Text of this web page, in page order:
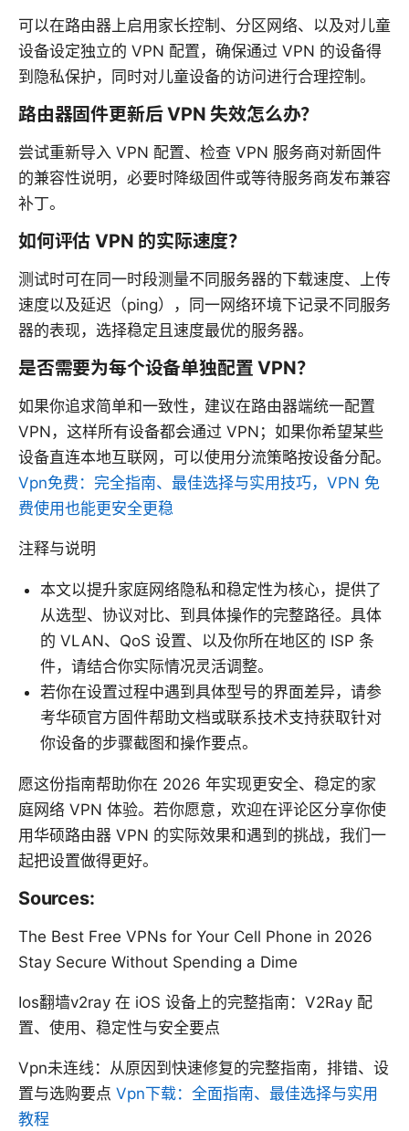
可以在路由器上启用家长控制、分区网络、以及对儿童
设备设定独立的 VPN 配置，确保通过 VPN 的设备得
到隐私保护，同时对儿童设备的访问进行合理控制。
路由器固件更新后 VPN 失效怎么办？
尝试重新导入 VPN 配置、检查 VPN 服务商对新固件
的兼容性说明，必要时降级固件或等待服务商发布兼容
补丁。
如何评估 VPN 的实际速度？
测试时可在同一时段测量不同服务器的下载速度、上传
速度以及延迟（ping），同一网络环境下记录不同服务
器的表现，选择稳定且速度最优的服务器。
是否需要为每个设备单独配置 VPN？
如果你追求简单和一致性，建议在路由器端统一配置
VPN，这样所有设备都会通过 VPN；如果你希望某些
设备直连本地互联网，可以使用分流策略按设备分配。
Vpn免费：完全指南、最佳选择与实用技巧，VPN 免
费使用也能更安全更稳
注释与说明
本文以提升家庭网络隐私和稳定性为核心，提供了
从选型、协议对比、到具体操作的完整路径。具体
的 VLAN、QoS 设置、以及你所在地区的 ISP 条
件，请结合你实际情况灵活调整。
若你在设置过程中遇到具体型号的界面差异，请参
考华硕官方固件帮助文档或联系技术支持获取针对
你设备的步骤截图和操作要点。
愿这份指南帮助你在 2026 年实现更安全、稳定的家
庭网络 VPN 体验。若你愿意，欢迎在评论区分享你使
用华硕路由器 VPN 的实际效果和遇到的挑战，我们一
起把设置做得更好。
Sources:
The Best Free VPNs for Your Cell Phone in 2026
Stay Secure Without Spending a Dime
Ios翻墙v2ray 在 iOS 设备上的完整指南：V2Ray 配
置、使用、稳定性与安全要点
Vpn未连线：从原因到快速修复的完整指南，排错、设
置与选购要点 Vpn下载：全面指南、最佳选择与实用
教程